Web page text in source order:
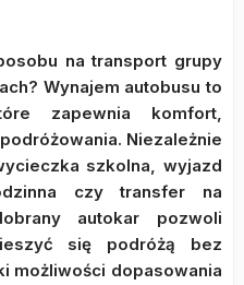
na transport grupy
Wynajem autobusu to
zapewnia komfort,
Niezależnie
szkolna, wyjazd
czy transfer na
autokar pozwoli
się podróżą bez
możliwości dopasowania